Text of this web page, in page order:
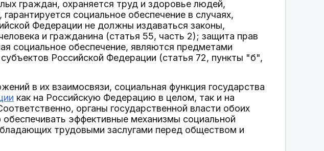
граждан, охраняется труд и здоровье людей,
социальное обеспечение в случаях,
Федерации не должны издаваться законы,
и гражданина (статья 55, часть 2); защита прав
социальное обеспечение, являются предметами
Российской Федерации (статья 72, пункты "б",
в их взаимосвязи, социальная функция государства
как на Российскую Федерацию в целом, так и на
органы государственной власти обоих
эффективные механизмы социальной
трудовыми заслугами перед обществом и